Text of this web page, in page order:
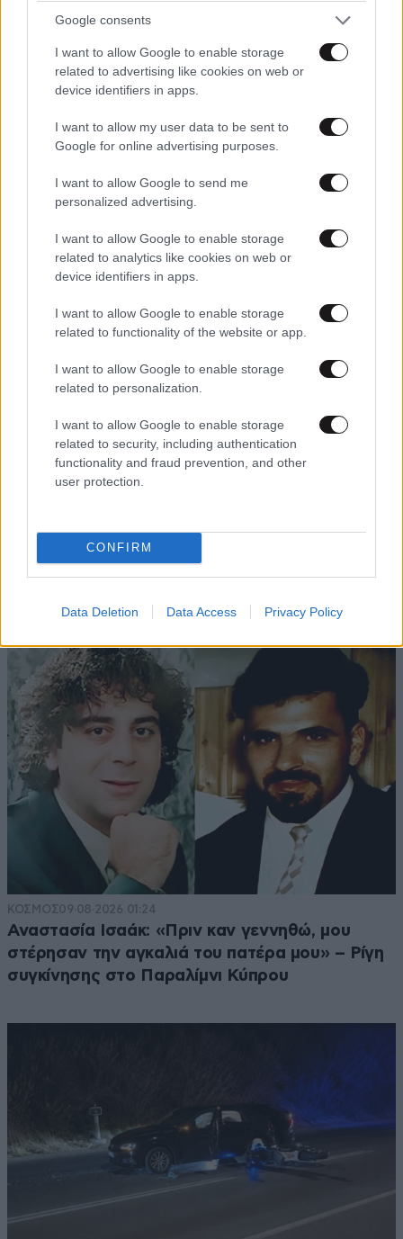
Google consents
I want to allow Google to enable storage
related to advertising like cookies on web or
device identifiers in apps.
I want to allow my user data to be sent to
Google for online advertising purposes.
I want to allow Google to send me
personalized advertising.
I want to allow Google to enable storage
related to analytics like cookies on web or
device identifiers in apps.
I want to allow Google to enable storage
related to functionality of the website or app.
I want to allow Google to enable storage
related to personalization.
I want to allow Google to enable storage
related to security, including authentication
functionality and fraud prevention, and other
user protection.
CONFIRM
Data Deletion Data Access Privacy Policy
ΚΟΣΜΟΣ 3 ω. πριν
Η αυτοκρατορία του «Έντικ» και ο «μεγάλος»
που φέρεται να βρίσκεται πίσω του – Τι ορίζει ο
όρος Greek Mafia
απέγιναν τα μέλη της «Οικογένειας Μάνσον»;
ΚΟΣΜΟΣ09·08·2026 01:24
Αναστασία Ισαάκ: «Πριν καν γεννηθώ, μου
στέρησαν την αγκαλιά του πατέρα μου» – Ρίγη
συγκίνησης στο Παραλίμνι Κύπρου